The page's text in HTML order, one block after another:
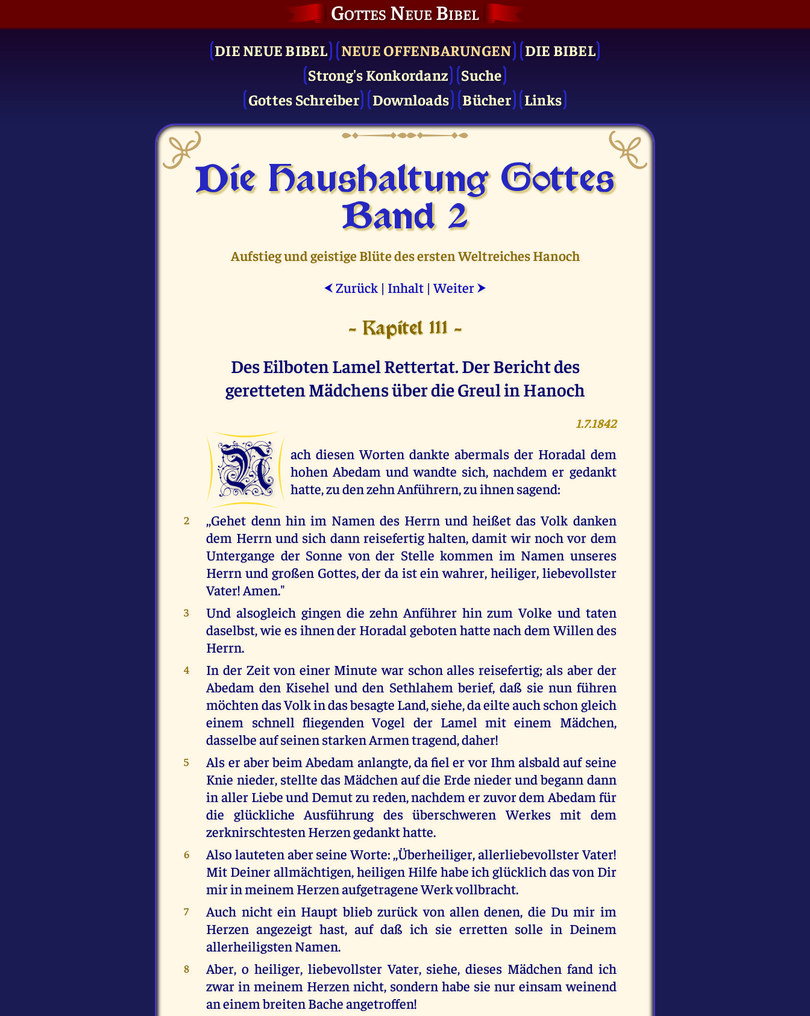
Gottes Neue Bibel
DIE NEUE BIBEL NEUE OFFENBARUNGEN
DIE BIBEL
Strong's Konkordanz
Suche
Gottes Schreiber
Downloads Bücher Links
Die Haushaltung Gottes
Band 2
Aufstieg und geistige Blüte des ersten Weltreiches Hanoch
⮜ Zurück | Inhalt |Weiter ⮞
- Kapitel 111 -
Des Eilboten Lamel Rettertat. Der Bericht des
geretteten Mädchens über die Greul in Hanoch
1.7.1842
N
ach diesen Worten dankte abermals der Horadal dem
hohen Abedam und wandte sich, nachdem er gedankt
hatte, zu den zehn Anführern, zu ihnen sagend:
2
,,Gehet denn hin im Namen des Herrn und heißet das Volk danken
dem Herrn und sich dann reisefertig halten, damit wir noch vor dem
Untergange der Sonne von der Stelle kommen im Namen unseres
Herrn und großen Gottes, der da ist ein wahrer, heiliger, liebevollster
Vater! Amen."
3
Und alsogleich gingen die zehn Anführer hin zum Volke und taten
daselbst, wie es ihnen der Horadal geboten hatte nach dem Willen des
Herrn.
4
In der Zeit von einer Minute war schon alles reisefertig; als aber der
Abedam den Kisehel und den Sethlahem berief, daß sie nun führen
möchten das Volk in das besagte Land, siehe, da eilte auch schon gleich
einem schnell fliegenden Vogel der Lamel mit einem Mädchen,
dasselbe auf seinen starken Armen tragend, daher!
5
Als er aber beim Abedam anlangte, da fiel er vor Ihm alsbald auf seine
Knie nieder, stellte das Mädchen auf die Erde nieder und begann dann
in aller Liebe und Demut zu reden, nachdem er zuvor dem Abedam für
die glückliche Ausführung des überschweren Werkes mit dem
zerknirschtesten Herzen gedankt hatte.
6
Also lauteten aber seine Worte: ,,Überheiliger, allerliebevollster Vater!
Mit Deiner allmächtigen, heiligen Hilfe habe ich glücklich das von Dir
mir in meinem Herzen aufgetragene Werk vollbracht.
7
Auch nicht ein Haupt blieb zurück von allen denen, die Du mir im
Herzen angezeigt hast, auf daß ich sie erretten solle in Deinem
allerheiligsten Namen.
8
Aber, o heiliger, liebevollster Vater, siehe, dieses Mädchen fand ich
zwar in meinem Herzen nicht, sondern habe sie nur einsam weinend
an einem breiten Bache angetroffen!